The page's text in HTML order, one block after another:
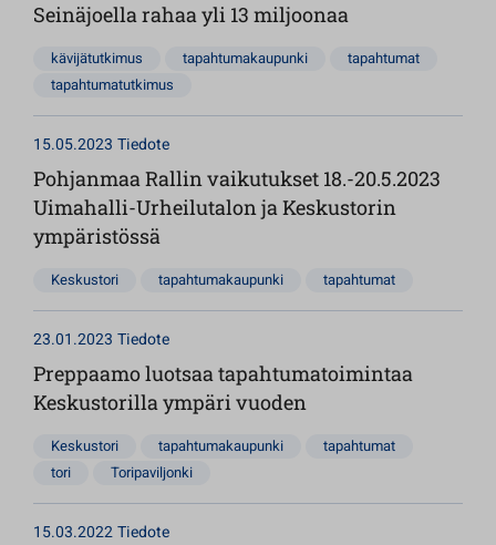
Seinäjoella rahaa yli 13 miljoonaa
kävijätutkimus tapahtumakaupunki
tapahtumat
tapahtumatutkimus
15.05.2023 Tiedote
Pohjanmaa Rallin vaikutukset 18.-20.5.2023
Uimahalli-Urheilutalon ja Keskustorin
ympäristössä
Keskustori tapahtumakaupunki tapahtumat
23.01.2023 Tiedote
Preppaamo luotsaa tapahtumatoimintaa
Keskustorilla ympäri vuoden
Keskustori tapahtumakaupunki
tapahtumat
tori
Toripaviljonki
15.03.2022Tiedote